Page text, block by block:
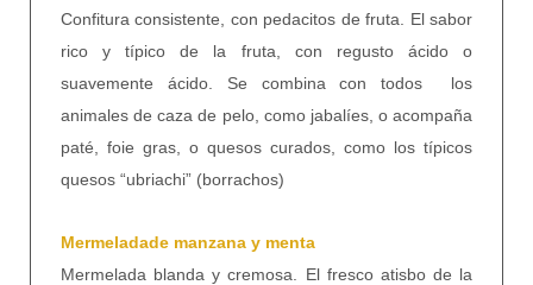
Confitura consistente, con pedacitos de fruta. El sabor
rico y típico de la fruta, con regusto ácido o
suavemente ácido. Se combina con todos los
animales de caza de pelo, como jabalíes, o acompaña
paté, foie gras, o quesos curados, como los típicos
quesos “ubriachi” (borrachos)
Mermeladade manzana y menta
Mermelada blanda y cremosa. El fresco atisbo de la